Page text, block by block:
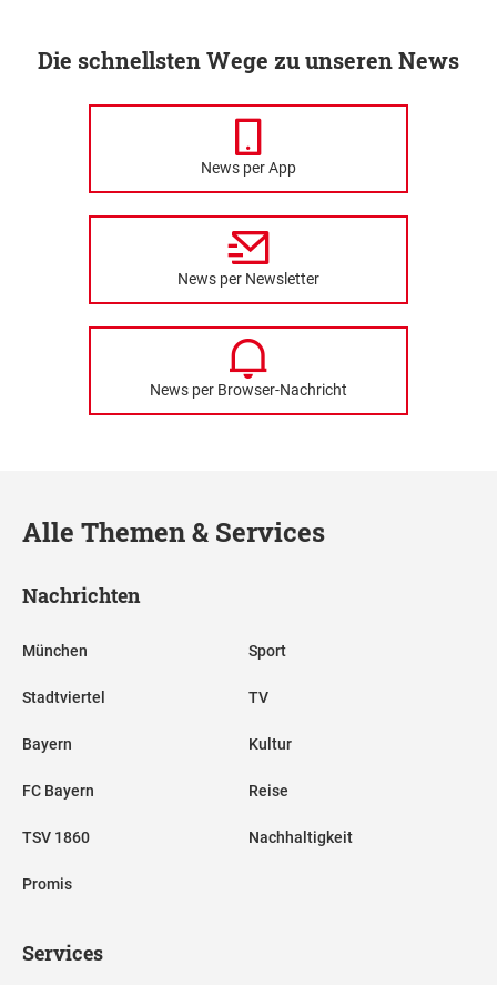
Die schnellsten Wege zu unseren News
News per App
News per Newsletter
News per Browser-Nachricht
Alle Themen & Services
Nachrichten
München
Stadtviertel
Bayern
FC Bayern
TSV 1860
Promis
Sport
TV
Kultur
Reise
Nachhaltigkeit
Services